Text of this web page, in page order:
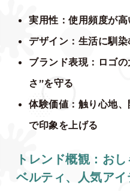
実用性：使用頻度が
デザイン：生活に馴
ブランド表現：ロゴ
さ”を守る
体験価値：触り心地
で印象を上げる
トレンド概観：お
ベルティ、人気ア